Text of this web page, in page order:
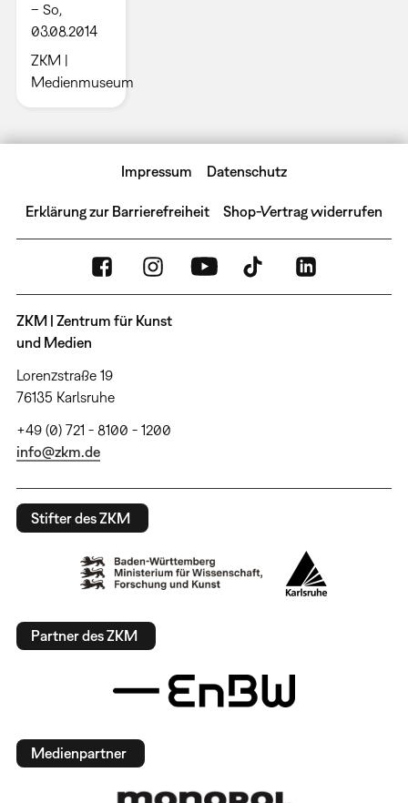
– So,
03.08.2014
ZKM |
Medienmuseum
Impressum Datenschutz
Erklärung zur Barrierefreiheit Shop-Vertrag widerrufen
ZKM | Zentrum für Kunst
und Medien
Lorenzstraße 19
76135 Karlsruhe
+49 (0) 721 - 8100 - 1200
info@zkm.de
Stifter des ZKM
Partner des ZKM
Medienpartner